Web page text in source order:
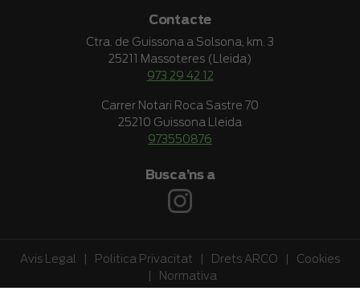
Contacte
Ctra. de Guissona a Solsona, km. 3
25211 Massoteres (Lleida)
973 29 42 12
Carrer Notari Roca Sastre 70
25210 Guissona Lleida
973550876
Busca’ns a
Avis Legal Politica Privacitat Drets ARCO
Cookies
Normativa